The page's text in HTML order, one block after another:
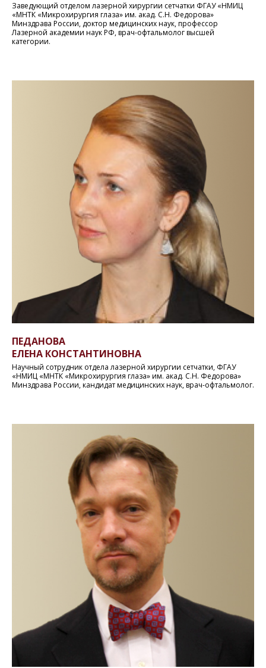
Заведующий отделом лазерной хирургии сетчатки ФГАУ «НМИЦ
«МНТК «Микрохирургия глаза» им. акад. С.Н. Федорова»
Минздрава России, доктор медицинских наук, профессор
Лазерной академии наук РФ, врач-офтальмолог высшей
категории.
ПЕДАНОВА
ЕЛЕНА КОНСТАНТИНОВНА
Научный сотрудник отдела лазерной хирургии сетчатки, ФГАУ
«НМИЦ «МНТК «Микрохирургия глаза» им. акад. С.Н. Федорова»
Минздрава России, кандидат медицинских наук, врач-офтальмолог.